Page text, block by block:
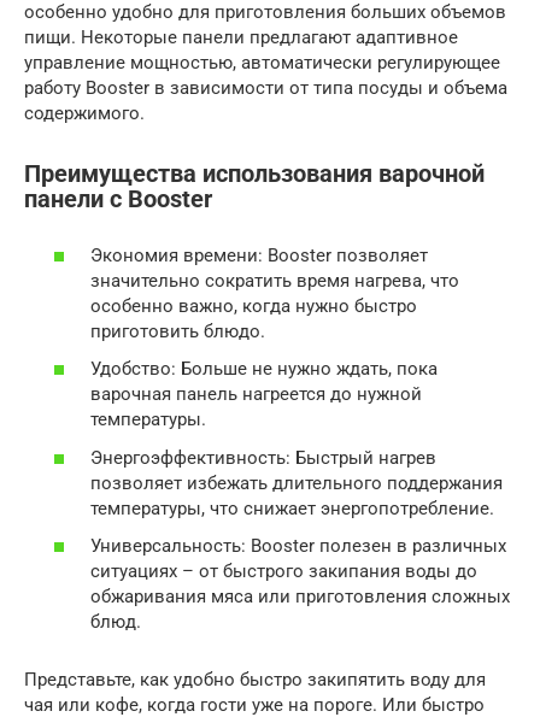
особенно удобно для приготовления больших объемов
пищи. Некоторые панели предлагают адаптивное
управление мощностью, автоматически регулирующее
работу Booster в зависимости от типа посуды и объема
содержимого.
Преимущества использования варочной
панели с Booster
Экономия времени: Booster позволяет
значительно сократить время нагрева, что
особенно важно, когда нужно быстро
приготовить блюдо.
Удобство: Больше не нужно ждать, пока
варочная панель нагреется до нужной
температуры.
Энергоэффективность: Быстрый нагрев
позволяет избежать длительного поддержания
температуры, что снижает энергопотребление.
Универсальность: Booster полезен в различных
ситуациях – от быстрого закипания воды до
обжаривания мяса или приготовления сложных
блюд.
Представьте, как удобно быстро закипятить воду для
чая или кофе, когда гости уже на пороге. Или быстро